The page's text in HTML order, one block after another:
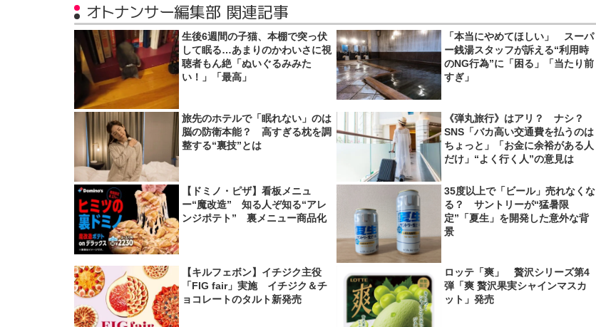
オトナンサー編集部 関連記事
生後6週間の子猫、本棚で突っ伏
して眠る…あまりのかわいさに視
聴者もん絶「ぬいぐるみみた
い！」「最高」
「本当にやめてほしい」 スーパ
ー銭湯スタッフが訴える“利用時
のNG行為”に「困る」「当たり前
すぎ」
旅先のホテルで「眠れない」のは
脳の防衛本能？ 高すぎる枕を調
整する“裏技”とは
《弾丸旅行》はアリ？ ナシ？
SNS「バカ高い交通費を払うのは
ちょっと」「お金に余裕がある人
だけ」“よく行く人”の意見は
【ドミノ・ピザ】看板メニュ
ー“魔改造” 知る人ぞ知る“アレ
ンジポテト” 裏メニュー商品化
35度以上で「ビール」売れなくな
る？ サントリーが“猛暑限
定”「夏生」を開発した意外な背
景
【キルフェボン】イチジク主役
「FIG fair」実施 イチジク＆チ
ョコレートのタルト新発売
ロッテ「爽」 贅沢シリーズ第4
弾「爽 贅沢果実シャインマスカ
ット」発売